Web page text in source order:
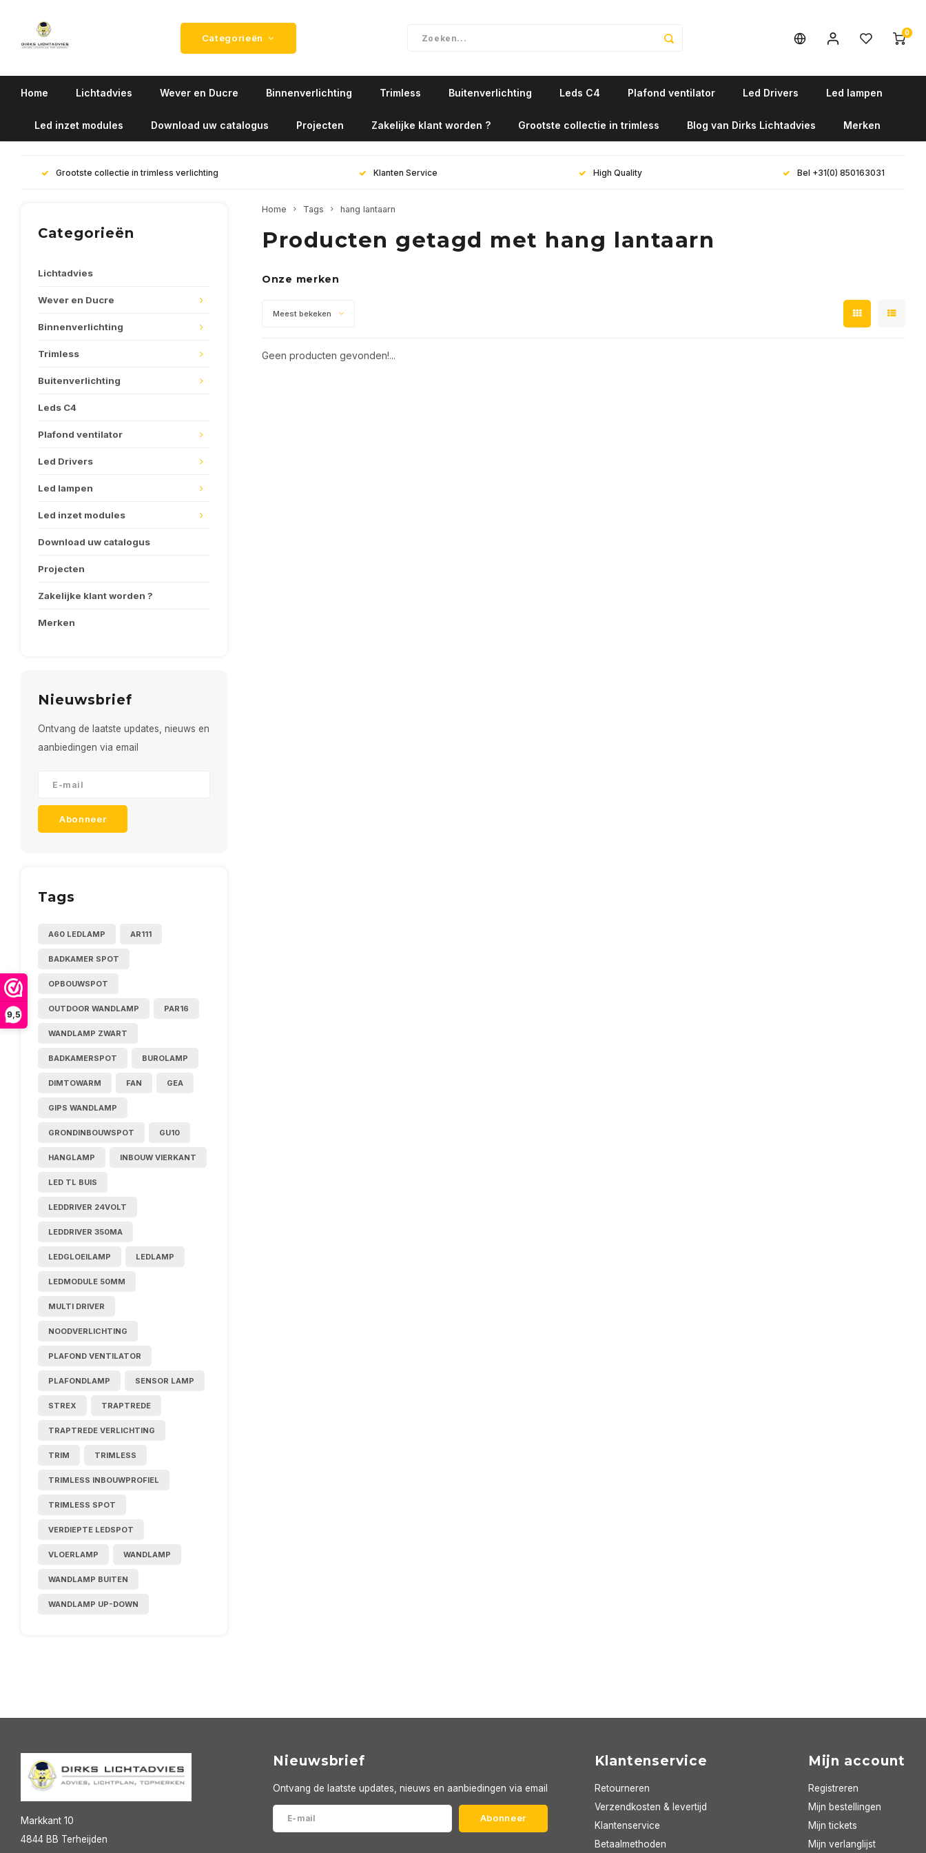
9,5
Categorieën
0
Home Lichtadvies Wever en Ducre Binnenverlichting Trimless Buitenverlichting Leds C4 Plafond ventilator Led Drivers Led lampen
Led inzet modules Download uw catalogus Projecten Zakelijke klant worden ? Grootste collectie in trimless Blog van Dirks Lichtadvies Merken
Grootste collectie in trimless verlichting Klanten Service High Quality Bel +31(0) 850163031
Categorieën
Lichtadvies
Wever en Ducre
Binnenverlichting
Trimless
Buitenverlichting
Leds C4
Plafond ventilator
Led Drivers
Led lampen
Led inzet modules
Download uw catalogus
Projecten
Zakelijke klant worden ?
Merken
Nieuwsbrief
Ontvang de laatste updates, nieuws en
aanbiedingen via email
Abonneer
Tags
A60 LEDLAMP AR111
BADKAMER SPOT
OPBOUWSPOT
OUTDOOR WANDLAMP PAR16
WANDLAMP ZWART
BADKAMERSPOT BUROLAMP
DIMTOWARM FAN GEA
GIPS WANDLAMP
GRONDINBOUWSPOT GU10
HANGLAMP INBOUW VIERKANT
LED TL BUIS
LEDDRIVER 24VOLT
LEDDRIVER 350MA
LEDGLOEILAMP LEDLAMP
LEDMODULE 50MM
MULTI DRIVER
NOODVERLICHTING
PLAFOND VENTILATOR
PLAFONDLAMP SENSOR LAMP
STREX TRAPTREDE
TRAPTREDE VERLICHTING
TRIM TRIMLESS
TRIMLESS INBOUWPROFIEL
TRIMLESS SPOT
VERDIEPTE LEDSPOT
VLOERLAMP WANDLAMP
WANDLAMP BUITEN
WANDLAMP UP-DOWN
Home Tags hang lantaarn
Producten getagd met hang lantaarn
Onze merken
Meest bekeken
Geen producten gevonden!...
Markkant 10
4844 BB Terheijden
Nieuwsbrief
Ontvang de laatste updates, nieuws en aanbiedingen via email
Abonneer
Klantenservice
Retourneren
Verzendkosten & levertijd
Klantenservice
Betaalmethoden
Mijn account
Registreren
Mijn bestellingen
Mijn tickets
Mijn verlanglijst